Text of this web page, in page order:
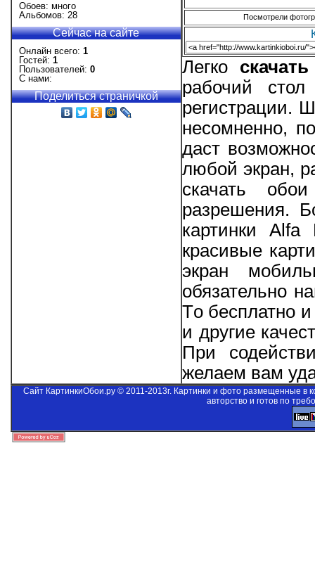
Обоев: много
Альбомов: 28
Сейчас на сайте
Онлайн всего: 1
Гостей: 1
Пользователей: 0
С нами:
Поделиться страничкой
Посмотрели
Легко
рабочий
регистрации.
несомненно,
даст
любой экран,
скачать
разрешения.
картинки
красивые
экран
обязательно
Тo бесплатно и
и другие
При
желаем вам
Сайт КартинкиОбои.ру © 2011-2013г. Картинки и фото размещенные в
авторство и готов по